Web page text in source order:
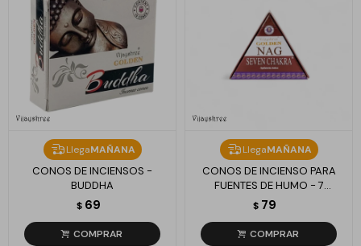
LlegaMAÑANA
CONOS DE INCIENSOS -
BUDDHA
$ 69
LlegaMAÑANA
CONOS DE INCIENSO PARA
FUENTES DE HUMO - 7
CHACRAS
$ 79